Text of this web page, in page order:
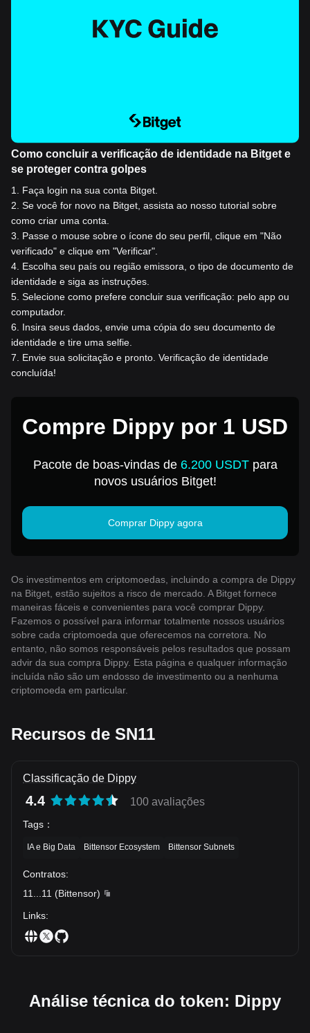
Como concluir a verificação de identidade na Bitget e
se proteger contra golpes
1
Faça login na sua conta Bitget.
2 Se você for novo na Bitget, assista ao nosso tutorial sobre
como criar uma conta.
3
Passe o mouse sobre o ícone do seu perfil, clique em "Não
verificado" e clique em "Verificar".
4 Escolha seu país ou região emissora, o tipo de documento de
identidade e siga as instruções.
5 Selecione como prefere concluir sua verificação: pelo app ou
computador.
6
Insira seus dados, envie uma cópia do seu documento de
identidade e tire uma selfie.
7
Envie sua solicitação e pronto. Verificação de identidade
concluída!
Compre Dippy por 1 USD
Pacote de boas-vindas de 6.200 USDTpara
novos usuários Bitget!
Comprar Dippy agora
Os investimentos em criptomoedas, incluindo a compra de Dippy
na Bitget, estão sujeitos a risco de mercado. A Bitget fornece
maneiras fáceis e convenientes para você comprar Dippy.
Fazemos o possível para informar totalmente nossos usuários
sobre cada criptomoeda que oferecemos na corretora. No
entanto, não somos responsáveis ​​pelos resultados que possam
advir da sua compra Dippy. Esta página e qualquer informação
incluída não são um endosso de investimento ou a nenhuma
criptomoeda em particular.
Recursos de SN11
Classificação de Dippy
4.4 100 avaliações
Tags ：
IA e Big Data Bittensor Ecosystem Bittensor Subnets
Contratos:
11
11 (Bittensor)
Links:
Análise técnica do token: Dippy